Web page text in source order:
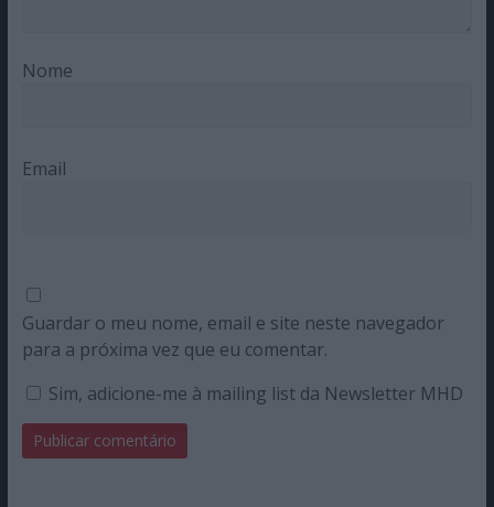
Nome
Email
Guardar o meu nome, email e site neste navegador
para a próxima vez que eu comentar.
Sim, adicione-me à mailing list da Newsletter MHD